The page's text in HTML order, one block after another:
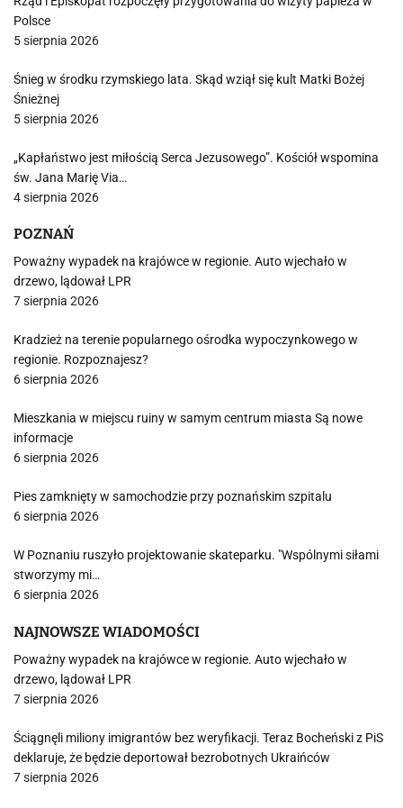
Polsce
5 sierpnia 2026
Śnieg w środku rzymskiego lata. Skąd wziął się kult Matki Bożej
Śnieżnej
5 sierpnia 2026
„Kapłaństwo jest miłością Serca Jezusowego”. Kościół wspomina
św. Jana Marię Via…
4 sierpnia 2026
POZNAŃ
Poważny wypadek na krajówce w regionie. Auto wjechało w
drzewo, lądował LPR
7 sierpnia 2026
Kradzież na terenie popularnego ośrodka wypoczynkowego w
regionie. Rozpoznajesz?
6 sierpnia 2026
Mieszkania w miejscu ruiny w samym centrum miasta Są nowe
informacje
6 sierpnia 2026
Pies zamknięty w samochodzie przy poznańskim szpitalu
6 sierpnia 2026
W Poznaniu ruszyło projektowanie skateparku. "Wspólnymi siłami
stworzymy mi…
6 sierpnia 2026
NAJNOWSZE WIADOMOŚCI
Poważny wypadek na krajówce w regionie. Auto wjechało w
drzewo, lądował LPR
7 sierpnia 2026
Ściągnęli miliony imigrantów bez weryfikacji. Teraz Bocheński z PiS
deklaruje, że będzie deportował bezrobotnych Ukraińców
7 sierpnia 2026